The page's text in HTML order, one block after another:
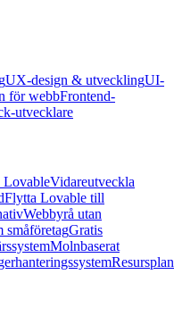
UX-design & utvecklingUI-
för webbFrontend-
utvecklare
LovableVidareutveckla
Flytta Lovable till
Webbyrå utan
småföretagGratis
Molnbaserat